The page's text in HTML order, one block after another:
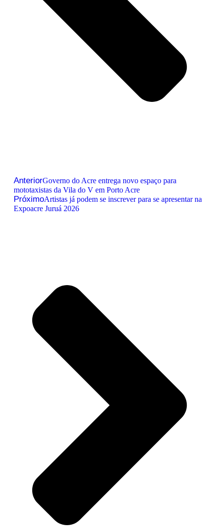
AnteriorGoverno do Acre entrega novo espaço para
mototaxistas da Vila do V em Porto Acre
PróximoArtistas já podem se inscrever para se apresentar na
Expoacre Juruá 2026